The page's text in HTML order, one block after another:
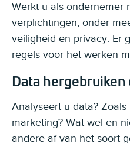
Werkt u als ondernemer
verplichtingen, onder
veiligheid en privacy. Er
regels voor het werken
Data
Analyseert u data?
marketing? Wat wel en
andere af van het soort